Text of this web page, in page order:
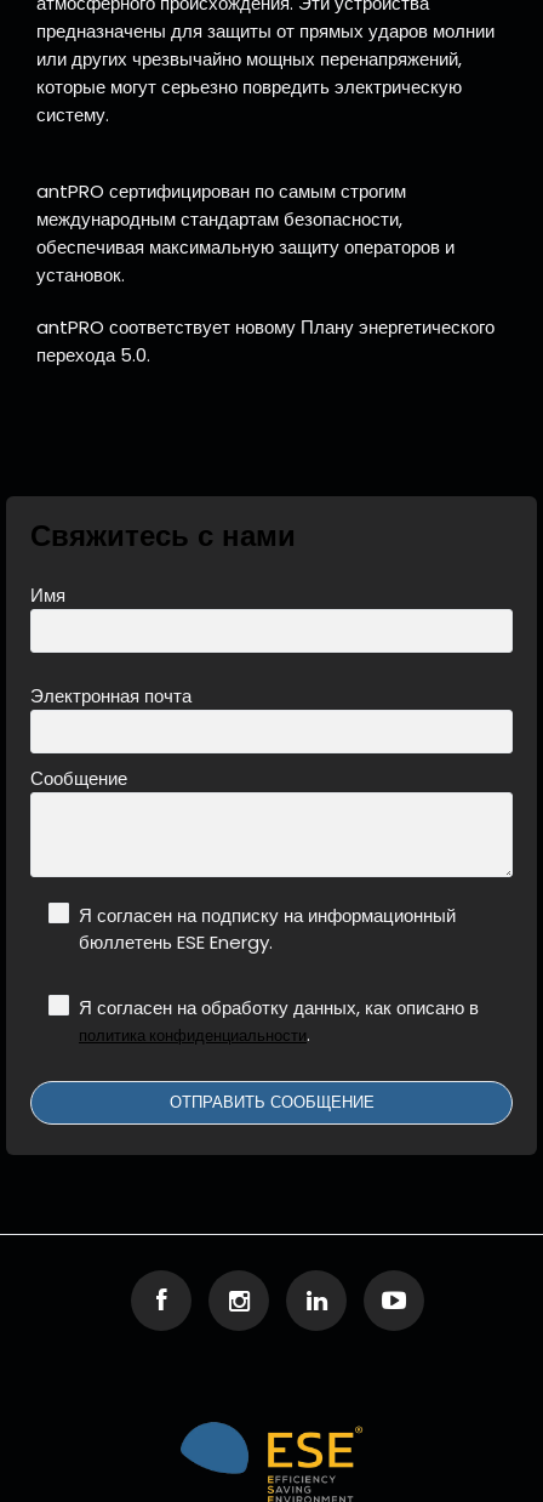
предназначены для защиты от прямых ударов молнии
или других чрезвычайно мощных перенапряжений,
которые могут серьезно повредить электрическую
систему.
antPRO сертифицирован по самым строгим
международным стандартам безопасности,
обеспечивая максимальную защиту операторов и
установок.
antPRO соответствует новому Плану энергетического
перехода 5.0.
Свяжитесь с нами
Имя
Электронная почта
Сообщение
Я согласен на подписку на информационный
бюллетень ESE Energy.
Я согласен на обработку данных, как описано в
политика конфиденциальности.